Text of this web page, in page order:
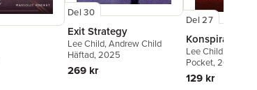
Del 30
Exit Strategy
Lee Child,Andrew Child
Häftad, 2025
269 kr
Del 27
Lee Child,
Pocket, 2024
129 kr